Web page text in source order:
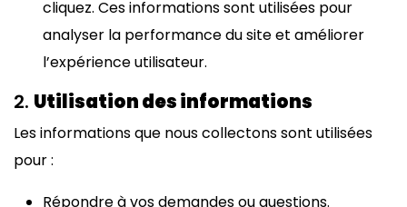
cliquez. Ces informations sont utilisées pour
analyser la performance du site et améliorer
l’expérience utilisateur.
2. Utilisation des informations
Les informations que nous collectons sont utilisées
pour :
Répondre à vos demandes ou questions.